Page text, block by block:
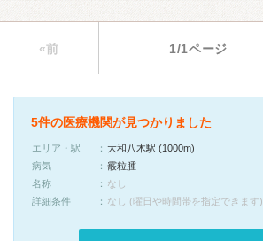
«前 1/1ページ
5件の医療機関が見つかりました
エリア・駅
大和八木駅 (1000m)
病気
霰粒腫
名称
なし
詳細条件
なし (曜日や時間帯を指定できます)